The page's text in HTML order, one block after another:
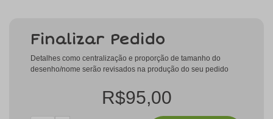
Finalizar Pedido
Detalhes como centralização e proporção de tamanho do
desenho/nome serão revisados na produção do seu pedido
R$95,00